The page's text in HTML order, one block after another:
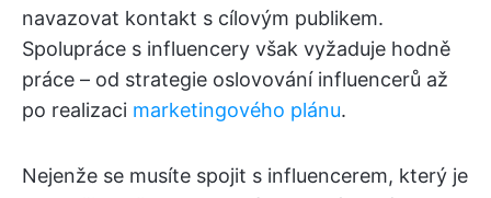
navazovat kontakt s cílovým publikem.
Spolupráce s influencery však vyžaduje hodně
práce – od strategie oslovování influencerů až
po realizaci marketingového plánu.
Nejenže se musíte spojit s influencerem, který je